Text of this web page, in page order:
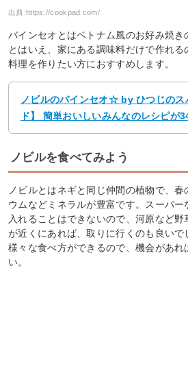
出典: https://cookpad.com/
バインセオとはベトナム風のお好み焼
とはいえ、家にある調味料だけで作れ
料理を作りたい方におすすめします。
ノビルのバインセオ☆ by ひつじの
ド】 簡単おいしいみんなのレシピが
ノビルを食べてみよう
ノビルとはネギと同じ仲間の植物で、春
ウムなどミネラルが豊富です。スーパー
入れることはできないので、河原など
が近くにあれば、取りに行くのも良いで
様々な食べ方ができるので、機会があれ
い。